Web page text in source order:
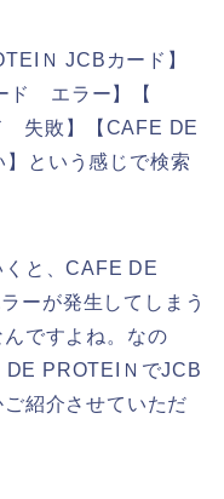
Ｎ JCBカード】
ド エラー】【
失敗】【CAFE DE
という感じで検索
くと、CAFE DE
ーが発生してしまう
ですよね。なの
DE PROTEIＮでJCB
紹介させていただ